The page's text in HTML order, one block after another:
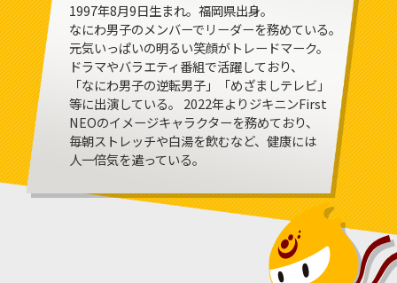
1997年8月9日生まれ。福岡県出身。
なにわ男子のメンバーでリーダーを務めている。
元気いっぱいの明るい笑顔がトレードマーク。
ドラマやバラエティ番組で活躍しており、
「なにわ男子の逆転男子」「めざましテレビ」
等に出演している。
2022年よりジキニンFirst
NEOのイメージキャラクターを務めており、
毎朝ストレッチや白湯を飲むなど、健康には
人一倍気を遣っている。